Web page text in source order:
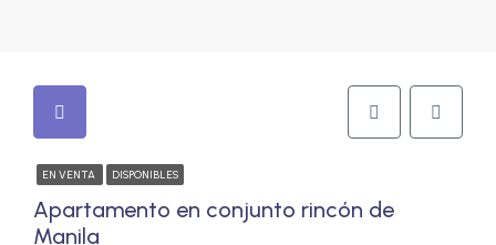
EN VENTA DISPONIBLES
Apartamento en conjunto rincón de
Manila